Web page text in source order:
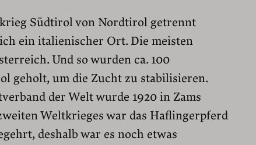
Südtirol von Nordtirol getrennt
ein italienischer Ort. Die meisten
Und so wurden ca. 100
geholt, um die Zucht zu stabilisieren.
der Welt wurde 1920 in Zams
Weltkrieges war das Haflingerpferd
deshalb war es noch etwas